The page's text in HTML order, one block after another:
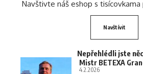
Navštivte náš eshop s
Navštívit
Nepřehlédli jste
Mistr BETEXA
4.2.2026